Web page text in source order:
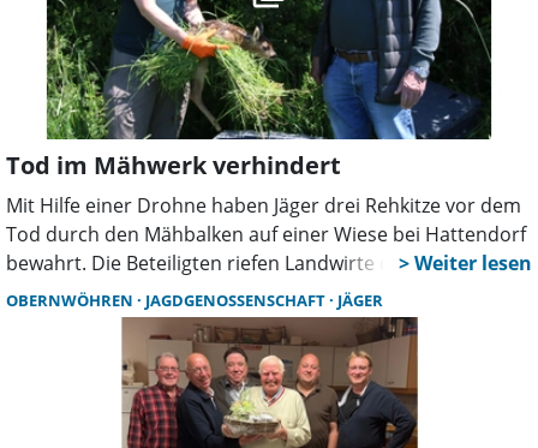
Tod im Mähwerk verhindert
Mit Hilfe einer Drohne haben Jäger drei Rehkitze vor dem
Tod durch den Mähbalken auf einer Wiese bei Hattendorf
bewahrt. Die Beteiligten riefen Landwirte dazu auf, dass
Angebot der Rehkitzrettung zu nutzen und sich vor dem
Abernten eines Feldes zu melden.
OBERNWÖHREN JAGDGENOSSENSCHAFT JÄGER